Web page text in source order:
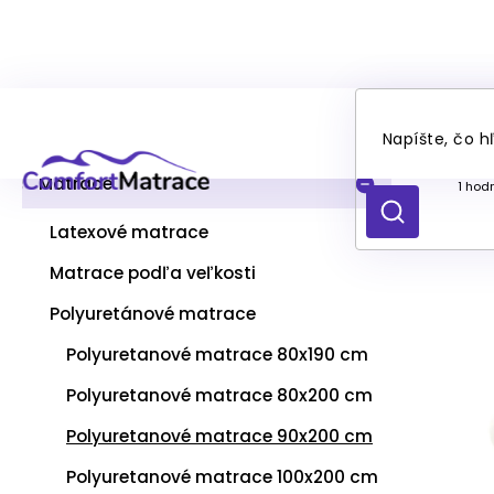
HĽADAŤ
n
ý
kategórie
Matrace
Latexové matrace
Matrace podľa veľkosti
Polyuretánové matrace
Polyuretanové matrace 80x190 cm
Polyuretanové matrace 80x200 cm
Polyuretanové matrace 90x200 cm
Polyuretanové matrace 100x200 cm
je
1